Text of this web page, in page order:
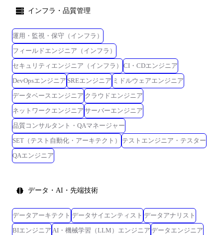
インフラ・品質管理
運用・監視・保守（インフラ）
フィールドエンジニア（インフラ）
セキュリティエンジニア（インフラ）
CI・CDエンジニア
DevOpsエンジニア SREエンジニア ミドルウェアエンジニア
データベースエンジニア クラウドエンジニア
ネットワークエンジニア サーバーエンジニア
品質コンサルタント・QAマネージャー
SET（テスト自動化・アーキテクト）
テストエンジニア・テスター
QAエンジニア
データ・AI・先端技術
データアーキテクト データサイエンティスト データアナリスト
BIエンジニア AI・機械学習（LLM）エンジニア データエンジニア